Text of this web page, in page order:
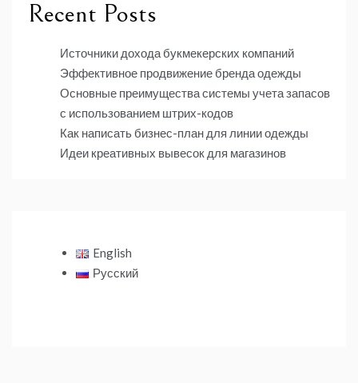
Recent Posts
Источники дохода букмекерских компаний
Эффективное продвижение бренда одежды
Основные преимущества системы учета запасов
с использованием штрих-кодов
Как написать бизнес-план для линии одежды
Идеи креативных вывесок для магазинов
English
Русский